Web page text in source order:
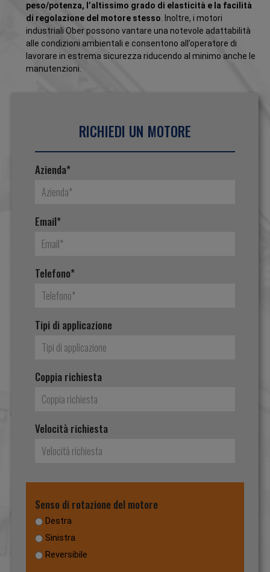
peso/potenza, l’altissimo grado di elasticità e la facilità
di regolazione del motore stesso. Inoltre, i motori
industriali Ober possono vantare una notevole adattabilità
alle condizioni ambientali e consentono all’operatore di
lavorare in estrema sicurezza riducendo al minimo anche le
manutenzioni.
RICHIEDI UN MOTORE
Azienda*
Email*
Telefono*
Tipi di applicazione
Coppia richiesta
Velocità richiesta
Senso di rotazione del motore
Destra
Sinistra
Reversibile